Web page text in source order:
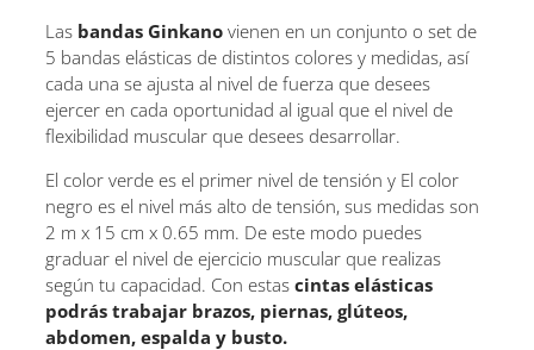
Las bandas Ginkano vienen en un conjunto o set de
5 bandas elásticas de distintos colores y medidas, así
cada una se ajusta al nivel de fuerza que desees
ejercer en cada oportunidad al igual que el nivel de
flexibilidad muscular que desees desarrollar.
El color verde es el primer nivel de tensión y El color
negro es el nivel más alto de tensión, sus medidas son
2 m x 15 cm x 0.65 mm. De este modo puedes
graduar el nivel de ejercicio muscular que realizas
según tu capacidad. Con estas cintas elásticas
podrás trabajar brazos, piernas, glúteos,
abdomen, espalda y busto.